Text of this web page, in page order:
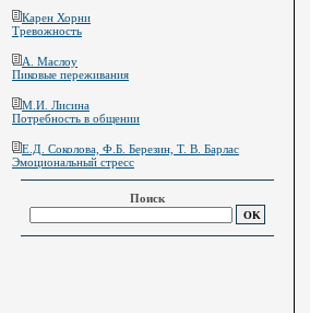
Карен Хорни
Тревожность
А. Маслоу
Пиковые переживания
М.И. Лисина
Потребность в общении
Е.Д. Соколова, Ф.Б. Березин, Т. В. Барлас
Эмоциональный стресс
Поиск